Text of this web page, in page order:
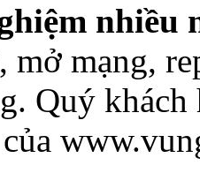
nhiều
mở mạng,
Quý